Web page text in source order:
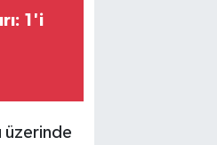
1'i
üzerinde